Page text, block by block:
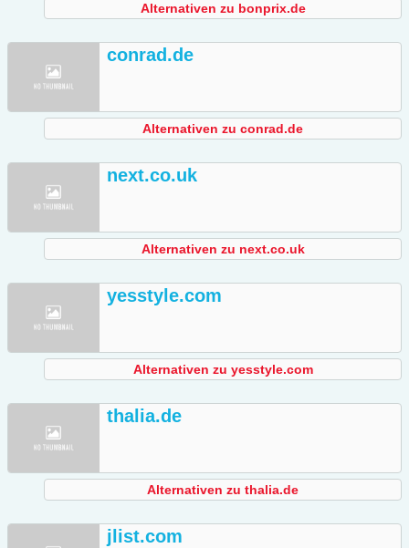
Alternativen zu bonprix.de
conrad.de
Alternativen zu conrad.de
next.co.uk
Alternativen zu next.co.uk
yesstyle.com
Alternativen zu yesstyle.com
thalia.de
Alternativen zu thalia.de
jlist.com